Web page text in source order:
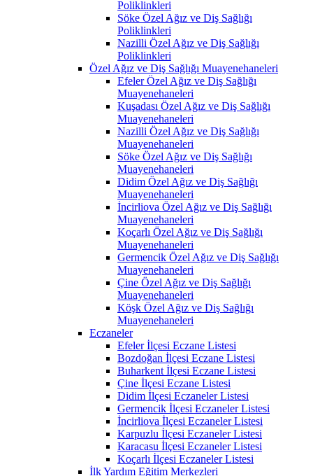
Poliklinkleri
Söke Özel Ağız ve Diş Sağlığı
Poliklinkleri
Nazilli Özel Ağız ve Diş Sağlığı
Poliklinkleri
Özel Ağız ve Diş Sağlığı Muayenehaneleri
Efeler Özel Ağız ve Diş Sağlığı
Muayenehaneleri
Kuşadası Özel Ağız ve Diş Sağlığı
Muayenehaneleri
Nazilli Özel Ağız ve Diş Sağlığı
Muayenehaneleri
Söke Özel Ağız ve Diş Sağlığı
Muayenehaneleri
Didim Özel Ağız ve Diş Sağlığı
Muayenehaneleri
İncirliova Özel Ağız ve Diş Sağlığı
Muayenehaneleri
Koçarlı Özel Ağız ve Diş Sağlığı
Muayenehaneleri
Germencik Özel Ağız ve Diş Sağlığı
Muayenehaneleri
Çine Özel Ağız ve Diş Sağlığı
Muayenehaneleri
Köşk Özel Ağız ve Diş Sağlığı
Muayenehaneleri
Eczaneler
Efeler İlçesi Eczane Listesi
Bozdoğan İlçesi Eczane Listesi
Buharkent İlçesi Eczane Listesi
Çine İlçesi Eczane Listesi
Didim İlçesi Eczaneler Listesi
Germencik İlçesi Eczaneler Listesi
İncirliova İlçesi Eczaneler Listesi
Karpuzlu İlçesi Eczaneler Listesi
Karacasu İlçesi Eczaneler Listesi
Koçarlı İlçesi Eczaneler Listesi
İlk Yardım Eğitim Merkezleri